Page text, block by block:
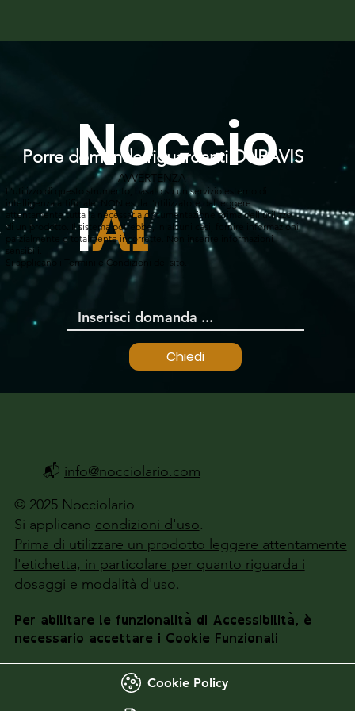
Chiedi
Noccio
lAI
Porre domande riguardanti DURAVIS
AVVERTENZA
L'utilizzo di questo strumento, basato su un servizio esterno di
intelligenza artificiale, NON esula l'utilizzatore dal leggere
attentamente tutta la necessaria documentazione prima dell'utilizzo
di un prodotto. Il sistema potrebbe, in alcuni casi, fornire informazioni
parzialmente o totalmente incorrette. Non inserire informazioni
sensibili.
Si applicano i Termini e Condizioni del sito.
© 2025 Nocciolario
Si applicano condizioni d'uso.
Prima di utilizzare un prodotto leggere attentamente
l'etichetta, in particolare per quanto riguarda i
dosaggi e modalità d'uso.
Per abilitare le funzionalità di Accessibilità, è
necessario accettare i Cookie Funzionali
Cookie Policy
📬 info@nocciolario.com